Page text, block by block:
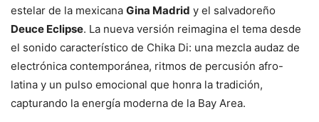
estelar de la mexicana Gina Madrid y el salvadoreño
Deuce Eclipse. La nueva versión reimagina el tema desde
el sonido característico de Chika Di: una mezcla audaz de
electrónica contemporánea, ritmos de percusión afro-
latina y un pulso emocional que honra la tradición,
capturando la energía moderna de la Bay Area.